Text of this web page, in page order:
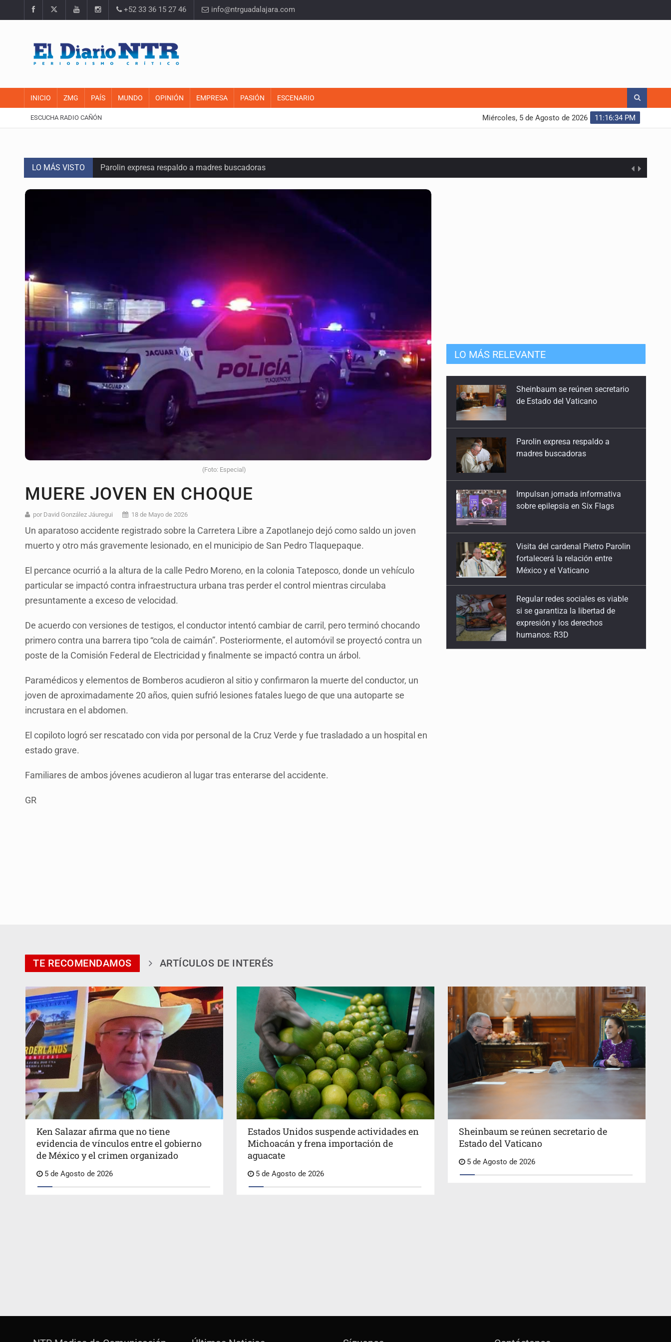
+52 33 36 15 27 46 info@ntrguadalajara.com
INICIO ZMG PAÍS MUNDO OPINIÓN EMPRESA PASIÓN ESCENARIO
ESCUCHA RADIO CAÑÓN 11:16:35 PM
Miércoles, 5 de Agosto de 2026
LO MÁS VISTO Parolin expresa respaldo a madres buscadoras
Impulsan jornada informativa sobre epilepsia en Six Flags
Regular redes sociales es viable si se garantiza la libertad de expresión y los derechos humanos: R3D
Jalisco se suma a la Jornada Nacional de Reforestación; plantará 250 mil árboles en 2026
Detienen a presunto reclutador de 17 años y salvan a dos adolescentes en la Nueva Central Camionera
Atacan a balazos a menor motociclista en Zapopan
Ken Salazar afirma que no tiene evidencia de vínculos entre el gobierno de México y el crimen organizado
Sheinbaum se reúnen secretario de Estado del Vaticano
(Foto: Especial)
MUERE JOVEN EN CHOQUE
por David González Jáuregui 18 de Mayo de 2026
Un aparatoso accidente registrado sobre la Carretera Libre a Zapotlanejo dejó como saldo un joven
muerto y otro más gravemente lesionado, en el municipio de San Pedro Tlaquepaque.
El percance ocurrió a la altura de la calle Pedro Moreno, en la colonia Tateposco, donde un vehículo
particular se impactó contra infraestructura urbana tras perder el control mientras circulaba
presuntamente a exceso de velocidad.
De acuerdo con versiones de testigos, el conductor intentó cambiar de carril, pero terminó chocando
primero contra una barrera tipo “cola de caimán”. Posteriormente, el automóvil se proyectó contra un
poste de la Comisión Federal de Electricidad y finalmente se impactó contra un árbol.
Paramédicos y elementos de Bomberos acudieron al sitio y confirmaron la muerte del conductor, un
joven de aproximadamente 20 años, quien sufrió lesiones fatales luego de que una autoparte se
incrustara en el abdomen.
El copiloto logró ser rescatado con vida por personal de la Cruz Verde y fue trasladado a un hospital en
estado grave.
Familiares de ambos jóvenes acudieron al lugar tras enterarse del accidente.
GR
LO MÁS RELEVANTE
Sheinbaum se reúnen secretario
de Estado del Vaticano
Parolin expresa respaldo a
madres buscadoras
Impulsan jornada informativa
sobre epilepsia en Six Flags
Visita del cardenal Pietro Parolin
fortalecerá la relación entre
México y el Vaticano
Regular redes sociales es viable
si se garantiza la libertad de
expresión y los derechos
humanos: R3D
TE RECOMENDAMOS ARTÍCULOS DE INTERÉS
Ken Salazar afirma que no tiene
evidencia de vínculos entre el gobierno
de México y el crimen organizado
5 de Agosto de 2026
Estados Unidos suspende actividades en
Michoacán y frena importación de
aguacate
5 de Agosto de 2026
Sheinbaum se reúnen secretario de
Estado del Vaticano
5 de Agosto de 2026